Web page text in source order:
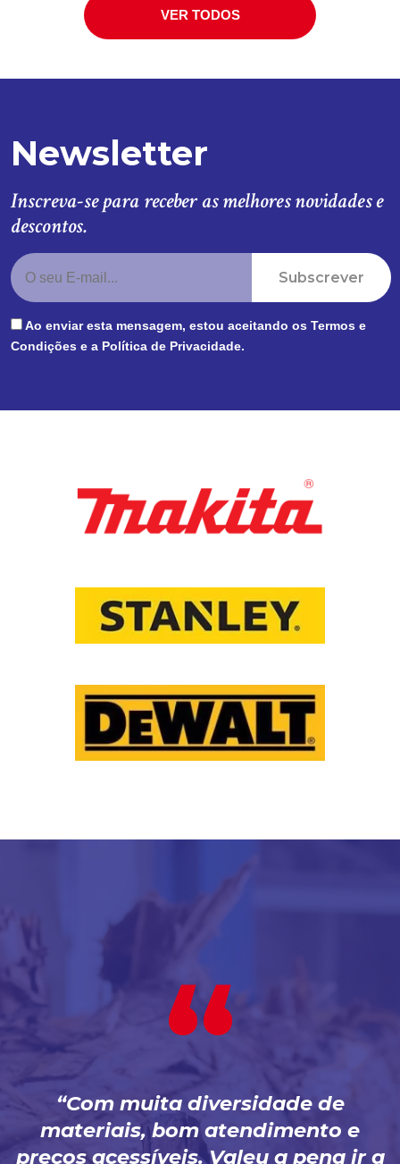
VER TODOS
Newsletter
Inscreva-se para receber as melhores novidades e
descontos.
Subscrever
Ao enviar esta mensagem, estou aceitando os Termos e
Condições e a Política de Privacidade.
Com muita diversidade de
materiais, bom atendimento e
preços acessíveis. Valeu a pena ir a